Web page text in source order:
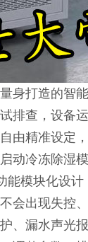
身打造的智
排查，设备
由精准设定
动冷冻除湿
能模块化设
会出现失控
、漏水声